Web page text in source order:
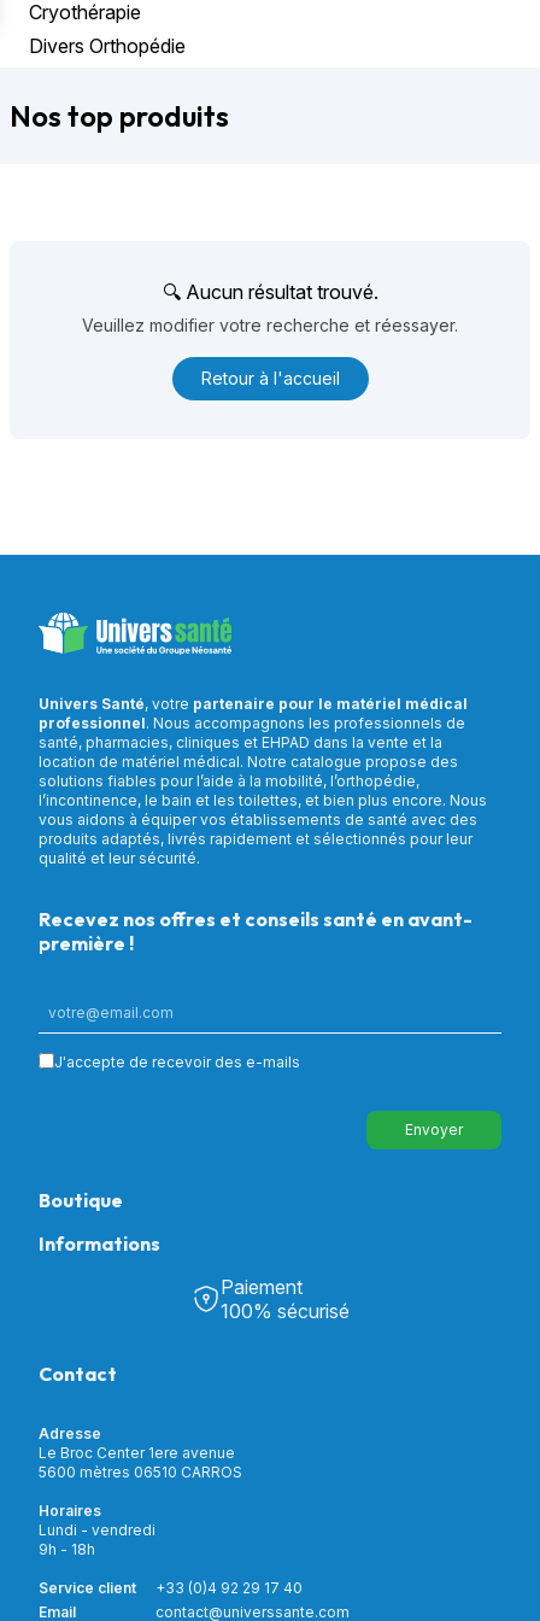
Cryothérapie
Divers Orthopédie
Nos top produits
🔍 Aucun résultat trouvé.
Veuillez modifier votre recherche et réessayer.
Retour à l'accueil
Univers Santé, votre partenaire pour le matériel médical
professionnel. Nous accompagnons les professionnels de
santé, pharmacies, cliniques et EHPAD dans la vente et la
location de matériel médical. Notre catalogue propose des
solutions fiables pour l’aide à la mobilité, l’orthopédie,
l’incontinence, le bain et les toilettes, et bien plus encore. Nous
vous aidons à équiper vos établissements de santé avec des
produits adaptés, livrés rapidement et sélectionnés pour leur
qualité et leur sécurité.
Recevez nos offres et conseils santé en avant-
première !
J'accepte de recevoir des e-mails
Envoyer
Boutique
Puériculture
Incontinence
Soins & Diagnostic
Aide à la mobilité
Matériel de location
Nouveautés
Promotions
Prix barrés
Informations
Découvrir Univers Santé
Notre catalogue
Mon compte
Livraison et paiement
Paiement
100% sécurisé
Contact
Adresse
Le Broc Center 1ere avenue
5600 mètres 06510 CARROS
Horaires
Lundi - vendredi
9h - 18h
Service client
+33 (0)4 92 29 17 40
Email
contact@universsante.com